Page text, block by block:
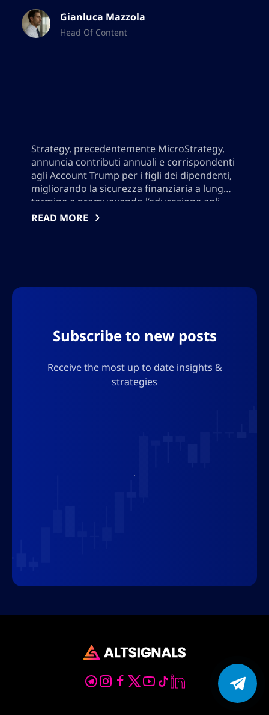
Gianluca Mazzola
Head Of Content
Strategy, precedentemente MicroStrategy,
annuncia contributi annuali e corrispondenti
agli Account Trump per i figli dei dipendenti,
migliorando la sicurezza finanziaria a lungo
termine e promuovendo l’educazione agli
investimenti precoce. Questo beneficio
READ MORE
Subscribe to new posts
Receive the most up to date insights &
strategies